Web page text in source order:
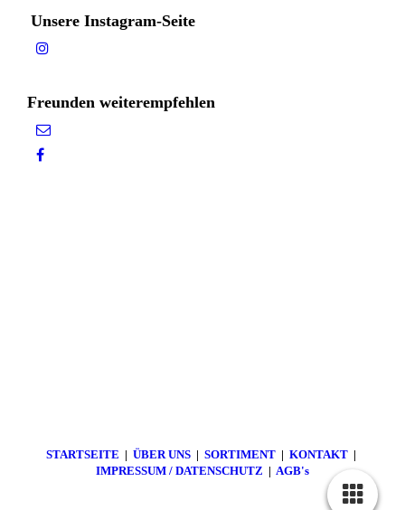
Unsere Instagram-Seite
Freunden weiterempfehlen
STARTSEITE | ÜBER UNS | SORTIMENT | KONTAKT |
IMPRESSUM / DATENSCHUTZ | AGB's